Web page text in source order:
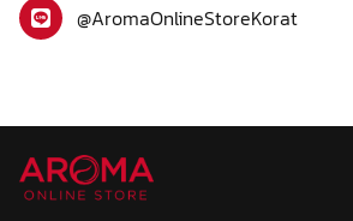
@AromaOnlineStoreKorat